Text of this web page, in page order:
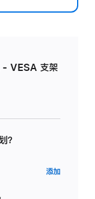
VESA 支架
？
添加